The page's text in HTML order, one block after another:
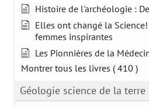
Histoire de l'archéologie :
Elles ont changé la
femmes inspirantes
Les Pionnières de la
Montrer tous les livres ( 410 )
Géologie science de la terre